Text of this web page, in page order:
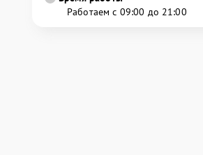
Работаем с 09:00 до 21:00